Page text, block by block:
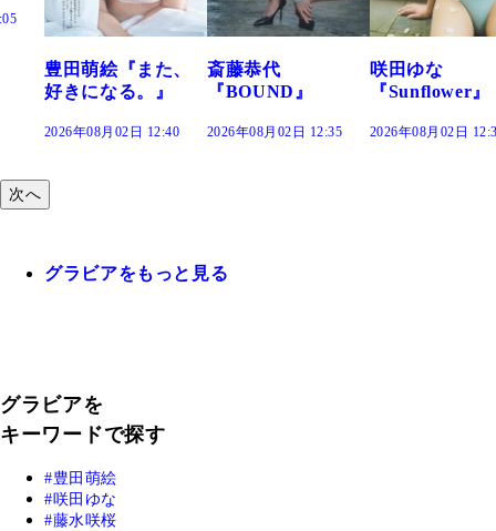
斎藤恭代
『BOUND』
2026年08月02日 12:35
咲田ゆな
『Sunflower』
2026年08月02日 12:30
藤水咲桜『花
だまり』
2026年08月02日
次へ
グラビアをもっと見る
グラビアを
キーワードで探す
豊田萌絵
咲田ゆな
藤水咲桜